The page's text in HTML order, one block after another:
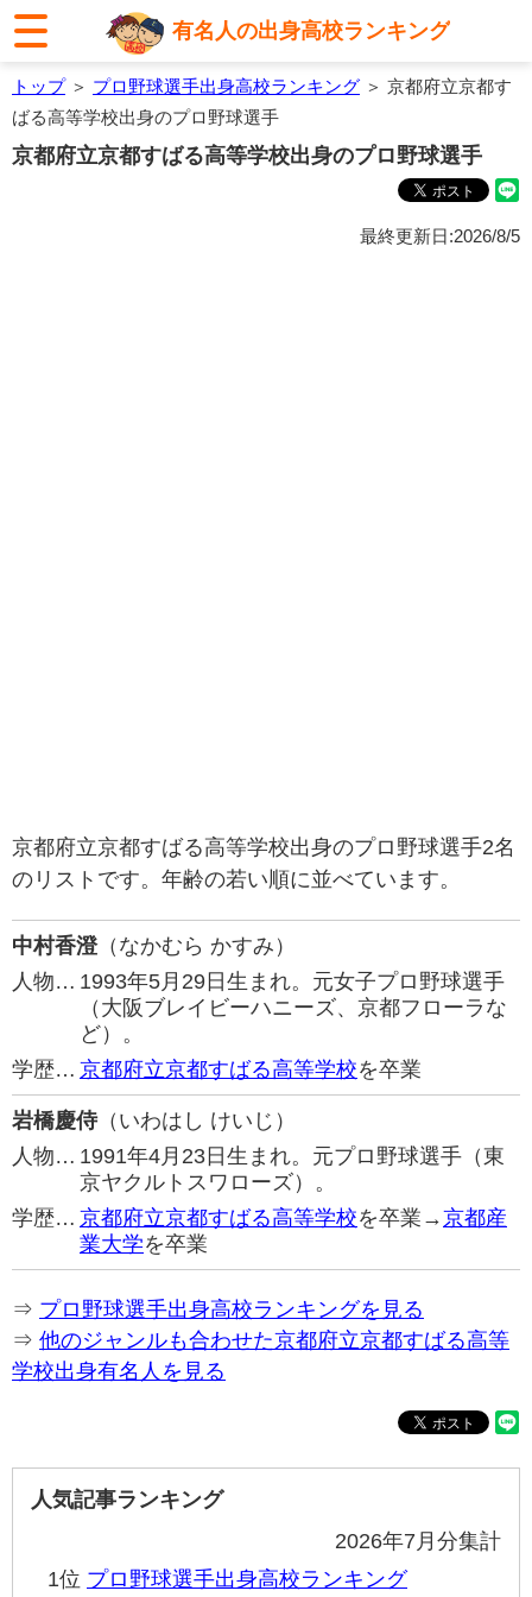
有名人の出身高校ランキング
トップ＞ プロ野球選手出身高校ランキング ＞ 京都府立京都す
ばる高等学校出身のプロ野球選手
京都府立京都すばる高等学校出身のプロ野球選手
最終更新日:2026/8/5
京都府立京都すばる高等学校出身のプロ野球選手2名
のリストです。年齢の若い順に並べています。
中村香澄（なかむら かすみ）
人物… 1993年5月29日生まれ。元女子プロ野球選手
（大阪ブレイビーハニーズ、京都フローラな
ど）。
学歴… 京都府立京都すばる高等学校を卒業
岩橋慶侍（いわはし けいじ）
人物… 1991年4月23日生まれ。元プロ野球選手（東
京ヤクルトスワローズ）。
学歴… 京都府立京都すばる高等学校を卒業→京都産
業大学を卒業
⇒ プロ野球選手出身高校ランキングを見る
⇒ 他のジャンルも合わせた京都府立京都すばる高等
学校出身有名人を見る
人気記事ランキング
2026年7月分集計
1位 プロ野球選手出身高校ランキング